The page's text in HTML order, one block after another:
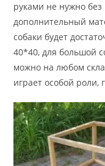
руками не нужно без
дополнительный
собаки будет
40*40, для большой
можно на любом
играет особой